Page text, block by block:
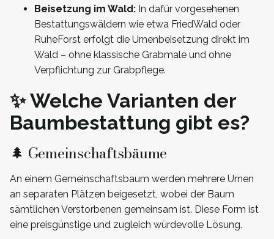
Beisetzung im Wald: In dafür vorgesehenen
Bestattungswäldern wie etwa FriedWald oder
RuheForst erfolgt die Urnenbeisetzung direkt im
Wald – ohne klassische Grabmale und ohne
Verpflichtung zur Grabpflege.
✨ Welche Varianten der
Baumbestattung gibt es?
🌲 Gemeinschaftsbäume
An einem Gemeinschaftsbaum werden mehrere Urnen
an separaten Plätzen beigesetzt, wobei der Baum
sämtlichen Verstorbenen gemeinsam ist. Diese Form ist
eine preisgünstige und zugleich würdevolle Lösung.